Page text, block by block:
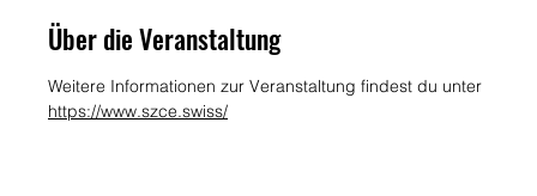
Über die Veranstaltung
Weitere Informationen zur Veranstaltung findest du unter
https://www.szce.swiss/